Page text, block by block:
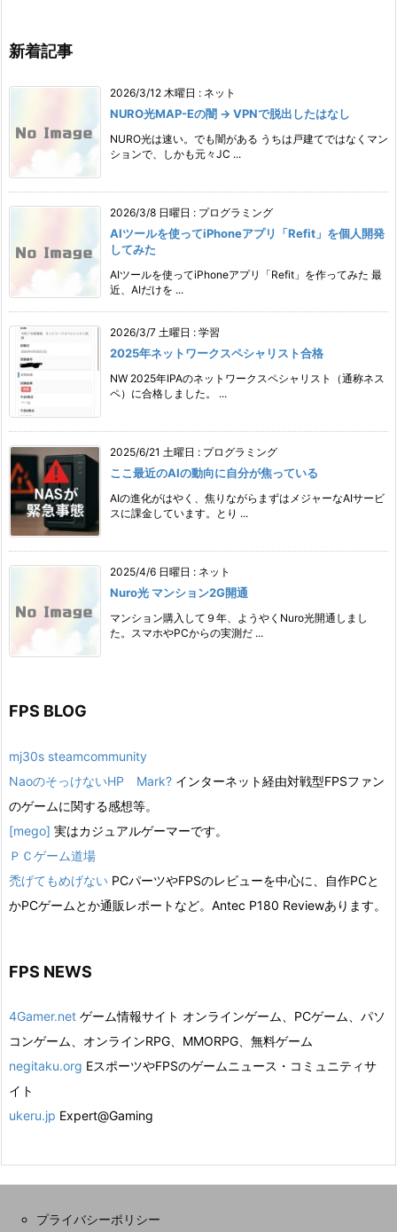
新着記事
2026/3/12 木曜日 : ネット
NURO光MAP-Eの闇 → VPNで脱出したはなし
NURO光は速い。でも闇がある うちは戸建てではなくマン
ションで、しかも元々JC ...
2026/3/8 日曜日 : プログラミング
AIツールを使ってiPhoneアプリ「Refit」を個人開発
してみた
AIツールを使ってiPhoneアプリ「Refit」を作ってみた 最
近、AIだけを ...
2026/3/7 土曜日 : 学習
2025年ネットワークスペシャリスト合格
NW 2025年IPAのネットワークスペシャリスト（通称ネス
ペ）に合格しました。 ...
2025/6/21 土曜日 : プログラミング
ここ最近のAIの動向に自分が焦っている
AIの進化がはやく、焦りながらまずはメジャーなAIサービ
スに課金しています。とり ...
2025/4/6 日曜日 : ネット
Nuro光 マンション2G開通
マンション購入して９年、ようやくNuro光開通しまし
た。スマホやPCからの実測だ ...
FPS BLOG
mj30s steamcommunity
NaoのそっけないHP Mark? インターネット経由対戦型FPSファン
のゲームに関する感想等。
[mego] 実はカジュアルゲーマーです。
ＰＣゲーム道場
禿げてもめげない PCパーツやFPSのレビューを中心に、自作PCと
かPCゲームとか通販レポートなど。Antec P180 Reviewあります。
FPS NEWS
4Gamer.net ゲーム情報サイト オンラインゲーム、PCゲーム、パソ
コンゲーム、オンラインRPG、MMORPG、無料ゲーム
negitaku.org EスポーツやFPSのゲームニュース・コミュニティサ
イト
ukeru.jp Expert@Gaming
プライバシーポリシー